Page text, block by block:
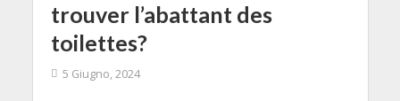
trouver l’abattant des
toilettes?
5 Giugno, 2024